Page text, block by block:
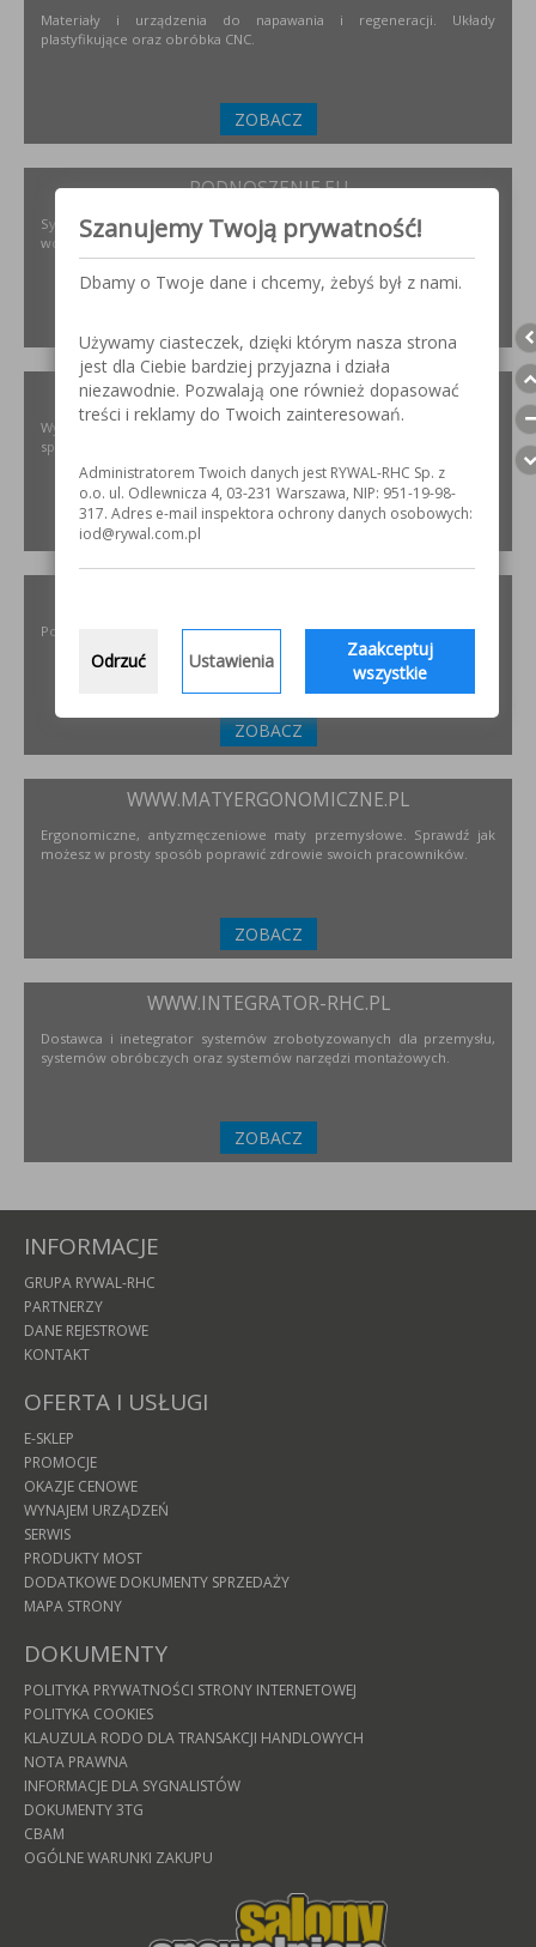
Materiały i urządzenia do napawania i regeneracji. Układy
plastyfikujące oraz obróbka CNC.
ZOBACZ
PODNOSZENIE.EU
Systemy transportu bliskiego, żurawie, żurawików, suwnice,
wciągników oraz wiele innych.
XIRIS.PL
Wysoce wyspecjalizowane kamery spawalnicze do badania jakości
spoin spawalniczych
ZOBACZ
Polski producent materiałów ściernych dla przemysłu
ZOBACZ
WWW.MATYERGONOMICZNE.PL
Ergonomiczne, antyzmęczeniowe maty przemysłowe. Sprawdź jak
możesz w prosty sposób poprawić zdrowie swoich pracowników.
ZOBACZ
WWW.INTEGRATOR-RHC.PL
Dostawca i inetegrator systemów zrobotyzowanych dla przemysłu,
systemów obróbczych oraz systemów narzędzi montażowych.
ZOBACZ
INFORMACJE
GRUPA RYWAL-RHC
PARTNERZY
DANE REJESTROWE
KONTAKT
OFERTA I USŁUGI
E-SKLEP
PROMOCJE
OKAZJE CENOWE
WYNAJEM URZĄDZEŃ
SERWIS
PRODUKTY MOST
DODATKOWE DOKUMENTY SPRZEDAŻY
MAPA STRONY
DOKUMENTY
POLITYKA PRYWATNOŚCI STRONY INTERNETOWEJ
POLITYKA COOKIES
KLAUZULA RODO DLA TRANSAKCJI HANDLOWYCH
NOTA PRAWNA
INFORMACJE DLA SYGNALISTÓW
DOKUMENTY 3TG
CBAM
OGÓLNE WARUNKI ZAKUPU
Szanujemy Twoją prywatność!
Dbamy o Twoje dane i chcemy, żebyś był z nami.
Używamy ciasteczek, dzięki którym nasza strona
jest dla Ciebie bardziej przyjazna i działa
niezawodnie. Pozwalają one również dopasować
treści i reklamy do Twoich zainteresowań.
Administratorem Twoich danych jest RYWAL-RHC Sp. z
o.o. ul. Odlewnicza 4, 03-231 Warszawa, NIP: 951-19-98-
317. Adres e-mail inspektora ochrony danych osobowych:
iod@rywal.com.pl
Odrzuć Ustawienia
Zaakceptuj
wszystkie